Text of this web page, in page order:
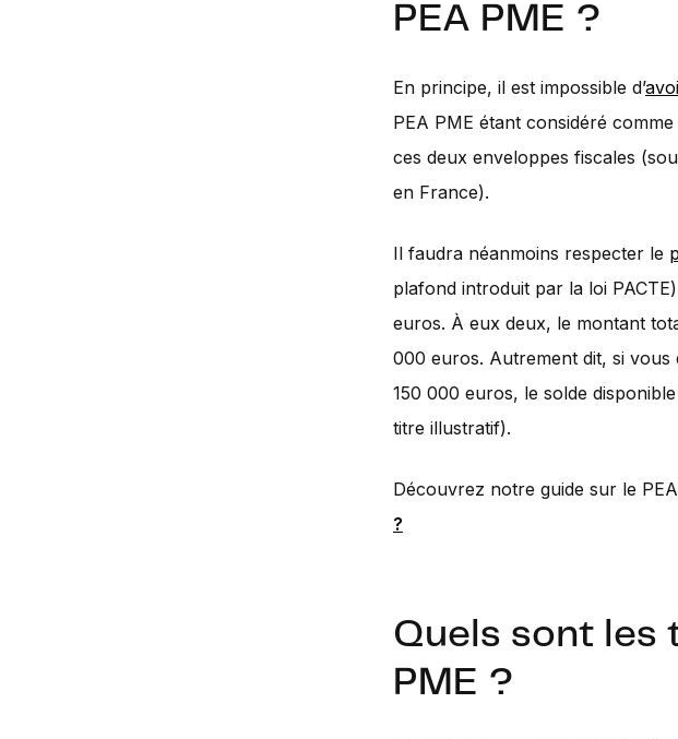
PEA PME ?
En principe, il est impossible d’
PEA PME étant considéré
ces deux enveloppes fiscales
en France).
Il faudra néanmoins respecter le
plafond introduit par la loi
euros. À eux deux, le montant
000 euros. Autrement dit, si vous
150 000 euros, le solde
titre illustratif).
Découvrez notre guide sur le
?
Quels sont les
PME ?